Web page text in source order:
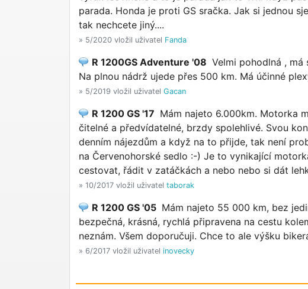
parada. Honda je proti GS sračka. Jak si jednou
tak nechcete jiný....
» 5/2020 vložil uživatel Fanda
R 1200GS Adventure '08 Velmi pohodlná ,
Na plnou nádrž ujede přes 500 km. Má účinné
» 5/2019 vložil uživatel Gacan
R 1200 GS '17 Mám najeto 6.000km. Motorka
čitelné a předvídatelné, brzdy spolehlivé. Svou
denním nájezdům a když na to přijde, tak není
na Červenohorské sedlo :-) Je to vynikající
cestovat, řádit v zatáčkách a nebo nebo si dát
» 10/2017 vložil uživatel taborak
R 1200 GS '05 Mám najeto 55 000 km, bez
bezpečná, krásná, rychlá připravena na cestu
neznám. Všem doporučuji. Chce to ale výšku
» 6/2017 vložil uživatel inovecky